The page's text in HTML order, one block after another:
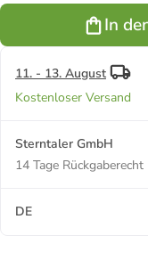
In
11. - 13. August
Kostenloser Versand
Sterntaler GmbH
14 Tage Rückgaberecht
DE